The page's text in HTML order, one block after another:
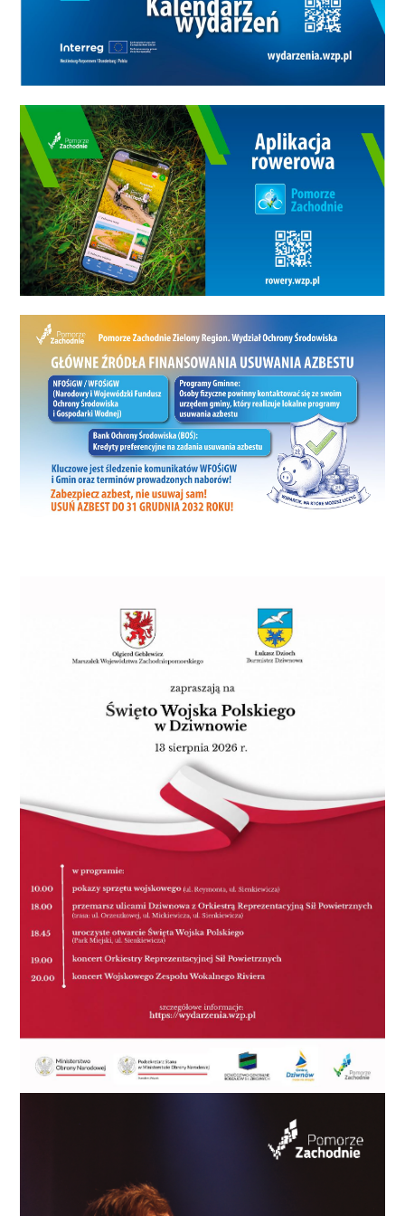
Rozmawiamy z Darią Borkowską-
Kowalczyk z koszalińskiego Klubu
Morsów Posejdon i Krzysztofem
Bryłą z Amatorskiej Grupy For
Rest Run Koszalin. - Sztafeta w
Koszalinie pojawi się cztery razy.
Dzś o godz. 14.30 startujemy z
sanktuarium na Górze Chełmskiej
do Sławna o 14.30. Ponownie z
Koszalina wyruszymy w niedzielę,
ale już - do Kołobrzegu - o
godzinie 9.00 z ulicy Morskiej -
mówi Krzysztof Bryła z
amatorskiej grupy Forest Run
Koszalin. Akcja zakończy się 24
września w Stargardzie. Wtedy
dowiemy się też, jaką kwotę udało
się zebrać na rzecz
Zachodniopomorskiego
Hospicjum dla Dzieci.